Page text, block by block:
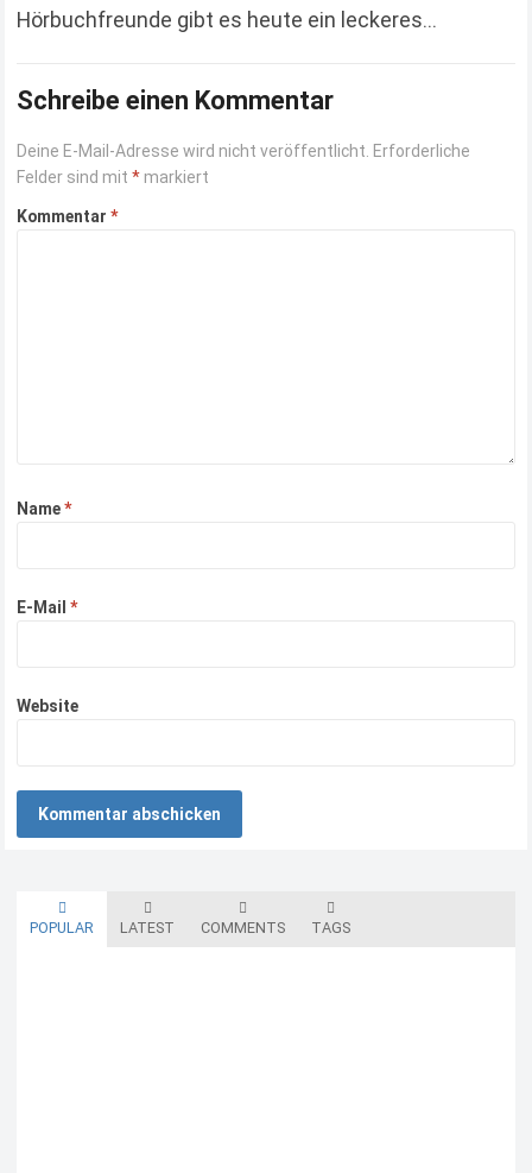
Hörbuchfreunde gibt es heute ein leckeres
kostenloses Hörbuch. So bekommt ihr…
Schreibe einen Kommentar
Deine E-Mail-Adresse wird nicht veröffentlicht. Erforderliche
Felder sind mit* markiert
Kommentar*
Name*
E-Mail*
Website
POPULAR LATEST COMMENTS TAGS